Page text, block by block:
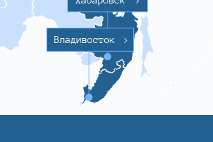
Владивосток >